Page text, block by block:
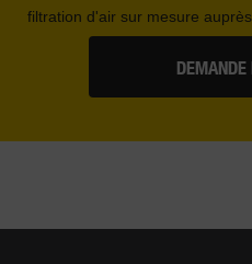
filtration d'air sur mesure